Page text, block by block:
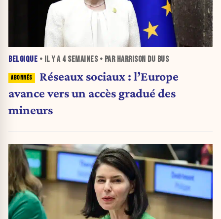
BELGIQUE • IL Y A 4 SEMAINES• PAR HARRISON DU BUS
Réseaux sociaux : l’Europe
avance vers un accès gradué des
mineurs